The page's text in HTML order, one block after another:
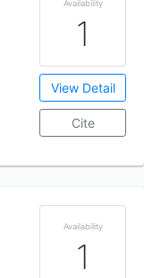
Availability
1
View Detail
Cite
Availability
1